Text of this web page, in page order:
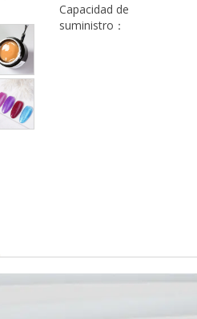
Capacidad de
suministro：